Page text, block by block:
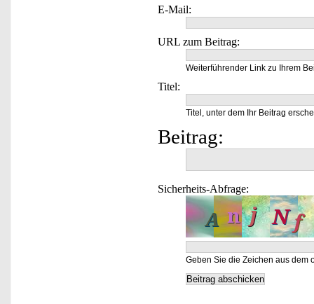
E-Mail:
URL zum Beitrag:
Weiterführender Link zu Ihrem
Titel:
Titel, unter dem Ihr Beitrag
Beitrag:
Sicherheits-Abfrage:
Geben Sie die Zeichen aus dem